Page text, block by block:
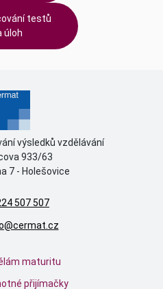
testů
úloh
výsledků vzdělávání
933/63
7 - Holešovice
507 507
maturitu
přijímačky